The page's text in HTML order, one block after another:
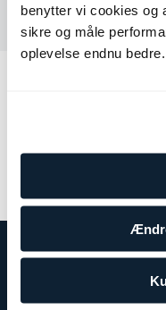
benytter vi cookies og
sikre og måle
oplevelse endnu bedre.
SATS